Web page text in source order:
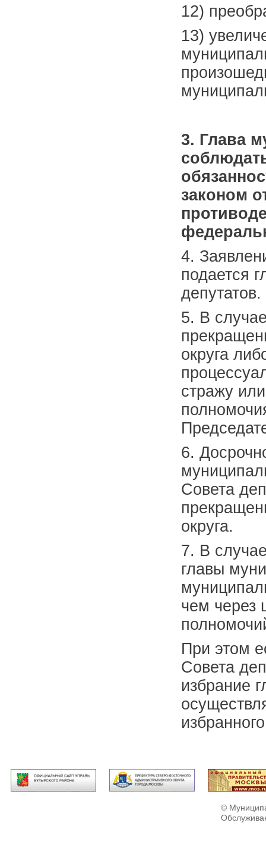
12)
13)
3. Глава
законом
4.
подается
депутатов.
5. В
округа
стражу
6.
Совета
округа.
7. В
главы
чем через
При этом
Совета
избрание
©